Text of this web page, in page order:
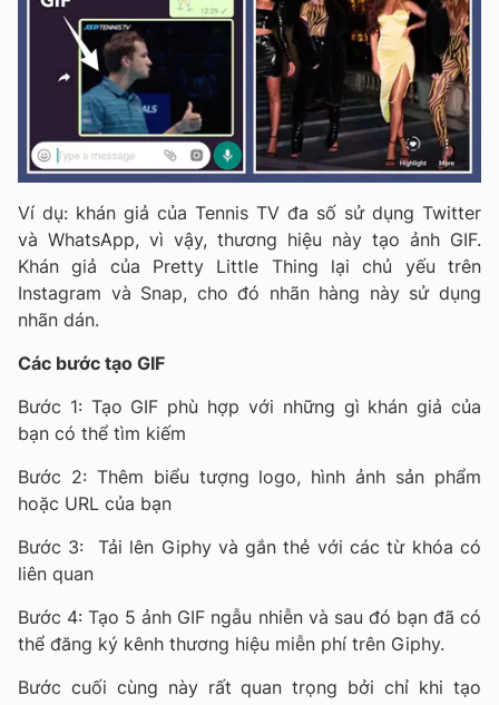
Ví dụ: khán giả của Tennis TV đa số sử dụng Twitter
và WhatsApp, vì vậy, thương hiệu này tạo ảnh GIF.
Khán giả của Pretty Little Thing lại chủ yếu trên
Instagram và Snap, cho đó nhãn hàng này sử dụng
nhãn dán.
Các bước tạo GIF
Bước 1: Tạo GIF phù hợp với những gì khán giả của
bạn có thể tìm kiếm
Bước 2: Thêm biểu tượng logo, ​​hình ảnh sản phẩm
hoặc URL của bạn
Bước 3: Tải lên Giphy và gắn thẻ với các từ khóa có
liên quan
Bước 4: Tạo 5 ảnh GIF ngẫu nhiễn và sau đó bạn đã có
thể đăng ký kênh thương hiệu miễn phí trên Giphy.
Bước cuối cùng này rất quan trọng bởi chỉ khi tạo